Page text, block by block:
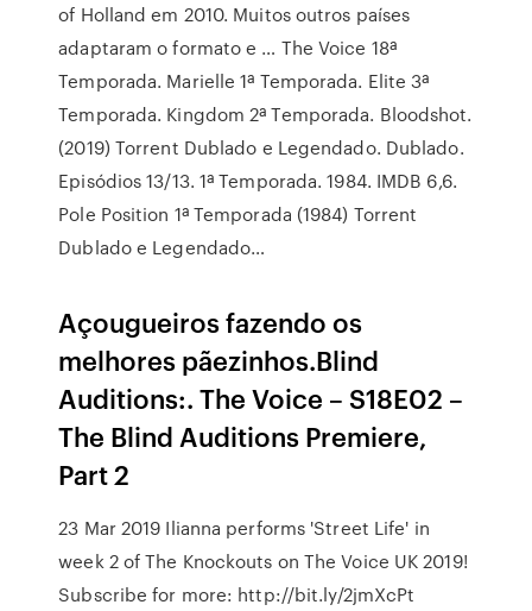
of Holland em 2010. Muitos outros países
adaptaram o formato e … The Voice 18ª
Temporada. Marielle 1ª Temporada. Elite 3ª
Temporada. Kingdom 2ª Temporada. Bloodshot.
(2019) Torrent Dublado e Legendado. Dublado.
Episódios 13/13. 1ª Temporada. 1984. IMDB 6,6.
Pole Position 1ª Temporada (1984) Torrent
Dublado e Legendado…
Açougueiros fazendo os
melhores pãezinhos.Blind
Auditions:. The Voice – S18E02 –
The Blind Auditions Premiere,
Part 2
23 Mar 2019 Ilianna performs 'Street Life' in
week 2 of The Knockouts on The Voice UK 2019!
Subscribe for more: http://bit.ly/2jmXcPt